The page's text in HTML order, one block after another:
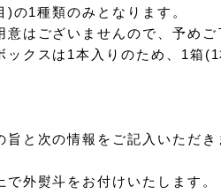
1種類のみとなります。
はございませんので、予めご
クスは1本入りのため、1箱
と次の情報をご記入いただき
外熨斗をお付けいたします。